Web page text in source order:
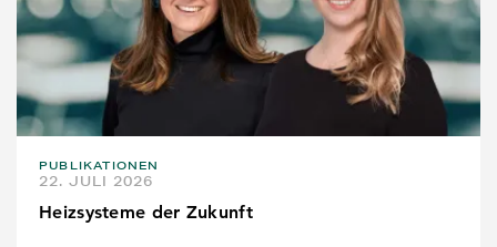
PUBLIKATIONEN
22. JULI 2026
Heizsysteme der Zukunft